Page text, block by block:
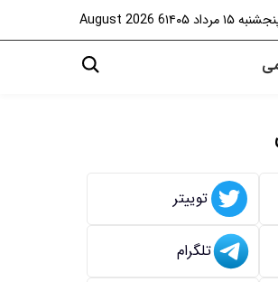
۱۵ مرداد ۱۴۰۵ 6 August 2026
توییتر
تلگرام